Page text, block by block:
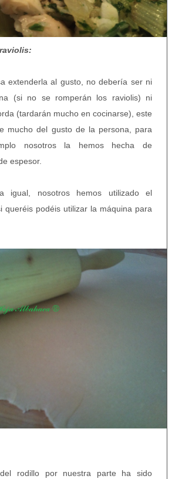
extenderla al gusto, no debería ser ni
(si no se romperán los raviolis) ni
(tardarán mucho en cocinarse), este
mucho del gusto de la persona, para
nosotros la hemos hecha de
espesor.
igual, nosotros hemos utilizado el
queréis podéis utilizar la máquina para
rodillo por nuestra parte ha sido